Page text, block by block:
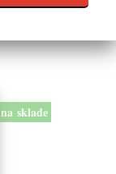
na sklade